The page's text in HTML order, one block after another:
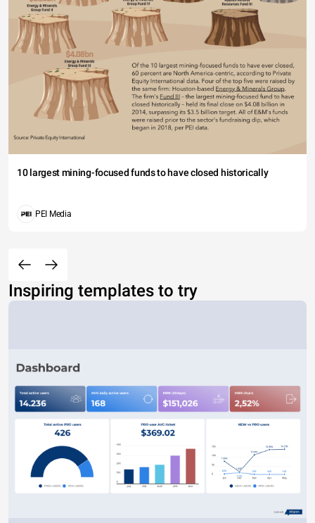
10 largest mining-focused funds to have closed historically
PEI Media
Inspiring templates to try